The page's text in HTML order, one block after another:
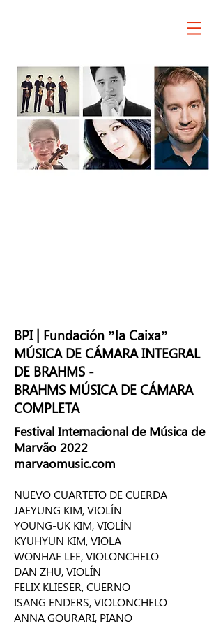
BPI | Fundación ”la Caixa”
MÚSICA DE CÁMARA INTEGRAL
DE BRAHMS -
BRAHMS MÚSICA DE CÁMARA
COMPLETA
Festival Internacional de Música de
Marvão 2022
marvaomusic.com
NUEVO CUARTETO DE CUERDA
JAEYUNG KIM, VIOLÍN
YOUNG-UK KIM, VIOLÍN
KYUHYUN KIM, VIOLA
WONHAE LEE, VIOLONCHELO
DAN ZHU, VIOLÍN
FELIX KLIESER, CUERNO
ISANG ENDERS, VIOLONCHELO
ANNA GOURARI, PIANO